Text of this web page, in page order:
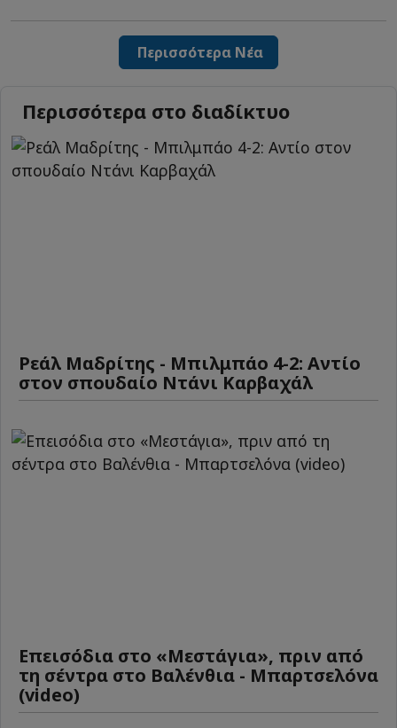
Περισσότερα Νέα
Περισσότερα στο διαδίκτυο
Ρεάλ Μαδρίτης - Μπιλμπάο 4-2: Αντίο
στον σπουδαίο Ντάνι Καρβαχάλ
Επεισόδια στο «Μεστάγια», πριν από
τη σέντρα στο Βαλένθια - Μπαρτσελόνα
(video)